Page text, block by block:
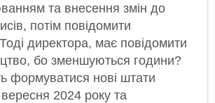
та внесення змін до
потім повідомити
директора, має повідомити
бо зменшуються години?
формуватися нові штати
2024 року та